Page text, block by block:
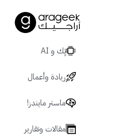
تٍك و AI
ريادة وأعمال
ماستر مايندز!
مقالات وتقارير